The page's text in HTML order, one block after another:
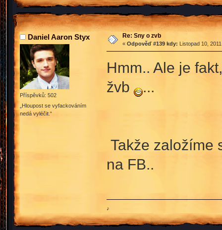
Daniel Aaron Styx
Příspěvků: 502
„Hloupost se vyfackováním
nedá vyléčit.“
Re: Sny o zvb
« Odpověď #139 kdy: Listopad 10,
Hmm.. Ale je
žvb
...
Takže založíme
na FB..
♪